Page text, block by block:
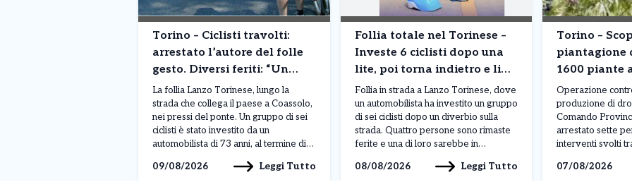
Torino – Ciclisti travolti:
arrestato l’autore del folle
gesto. Diversi feriti: “Un
incubo horror”
La follia Lanzo Torinese, lungo la
strada che collega il paese a Coassolo,
nei pressi del ponte. Un gruppo di sei
ciclisti è stato investito da un
automobilista di 73 anni, al termine di
circolazione stradale. Secondo la
09/08/2026 Leggi Tutto
Follia totale nel Torinese –
Investe 6 ciclisti dopo una
lite, poi torna indietro e li
investe di nuovo. Il racconto
choc
Follia in strada a Lanzo Torinese, dove
un automobilista ha investito un gruppo
di sei ciclisti dopo un diverbio sulla
strada. Quattro persone sono rimaste
ferite e una di loro sarebbe in
successivamente fermato dai
08/08/2026 Leggi Tutto
Torino –
piantagione
1600 piante
Sette arresti
Operazione
produzione di
Comando
arrestato sette
interventi svolti
controlli
07/08/2026